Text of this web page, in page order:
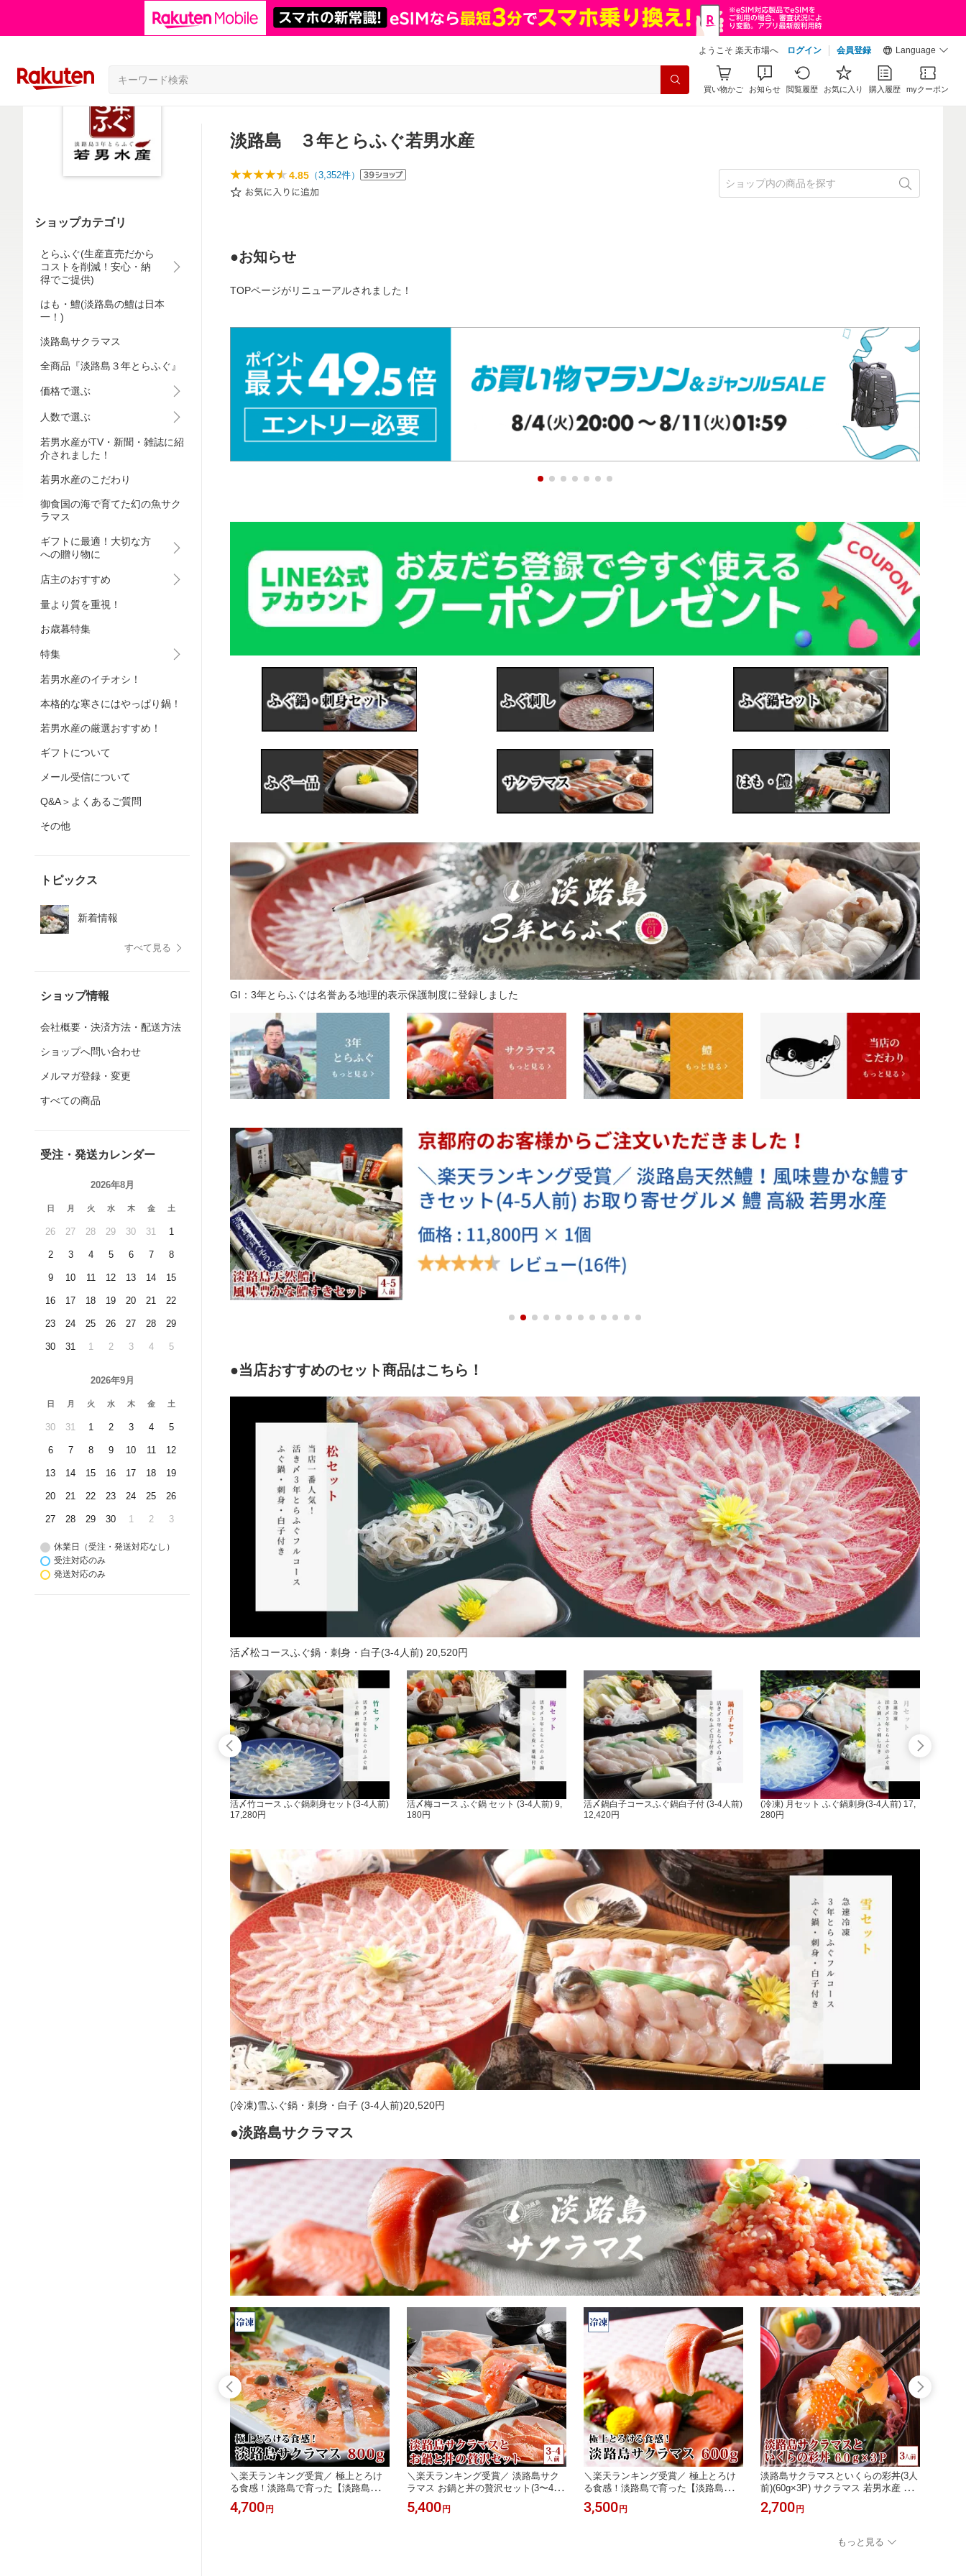
ようこそ 楽天市場へ ログイン 会員登録 Language
買い物かご お知らせ 閲覧履歴 お気に入り 購入履歴 myクーポン
ショップカテゴリ
とらふぐ(生産直売だから
コストを削減！安心・納
得でご提供)
はも・鱧(淡路島の鱧は日本
一！)
淡路島サクラマス
全商品『淡路島３年とらふぐ』
価格で選ぶ
人数で選ぶ
若男水産がTV・新聞・雑誌に紹
介されました！
若男水産のこだわり
御食国の海で育てた幻の魚サク
ラマス
ギフトに最適！大切な方
への贈り物に
店主のおすすめ
量より質を重視！
お歳暮特集
特集
若男水産のイチオシ！
本格的な寒さにはやっぱり鍋！
若男水産の厳選おすすめ！
ギフトについて
メール受信について
Q&A＞よくあるご質問
その他
トピックス
新着情報
すべて見る
ショップ情報
会社概要・決済方法・配送方法
ショップへ問い合わせ
メルマガ登録・変更
すべての商品
受注・発送カレンダー
2026年8月
日 月 火 水 木 金 土
26 27 28 29 30 31 1
2 3 4 5 6 7 8
9 10 11 12 13 14 15
16 17 18 19 20 21 22
23 24 25 26 27 28 29
30 31 1 2 3 4 5
2026年9月
日 月 火 水 木 金 土
30 31 1 2 3 4 5
6 7 8 9 10 11 12
13 14 15 16 17 18 19
20 21 22 23 24 25 26
27 28 29 30 1 2 3
休業日（受注・発送対応なし）
受注対応のみ
発送対応のみ
淡路島 ３年とらふぐ若男水産
4.85 （3,352件）
●お知らせ
TOPページがリニューアルされました！
GI：3年とらふぐは名誉ある地理的表示保護制度に登録しました
●当店おすすめのセット商品はこちら！
活〆松コースふぐ鍋・刺身・白子(3-4人前) 20,520円
活〆竹コース ふぐ鍋刺身セット(3-4人前)
17,280円
活〆梅コース ふぐ鍋 セット (3-4人前) 9,
180円
活〆鍋白子コースふぐ鍋白子付 (3-4人前)
12,420円
(冷凍) 月セット ふぐ鍋刺身(3-4人前) 17,
280円
(冷凍)雪ふぐ鍋・刺身・白子 (3-4人前)20,520円
●淡路島サクラマス
＼楽天ランキング受賞／ 極上とろけ
る食感！淡路島で育った【淡路島サク
ラマス／冷凍】800g(400g前後×2) サ
クラマス 若男水産 お取り寄せグルメ
4,700 円
＼楽天ランキング受賞／ 淡路島サク
ラマス お鍋と丼の贅沢セット(3〜4人
前) サクラマス 若男水産
5,400 円
＼楽天ランキング受賞／ 極上とろけ
る食感！淡路島で育った【淡路島サク
ラマス／冷凍】600g(300g前後×2) 若
男水産 お取り寄せグルメ お歳暮
3,500 円
淡路島サクラマスといくらの彩丼(3人
前)(60g×3P) サクラマス 若男水産 お
取り寄せグルメ お歳暮
2,700 円
もっと見る